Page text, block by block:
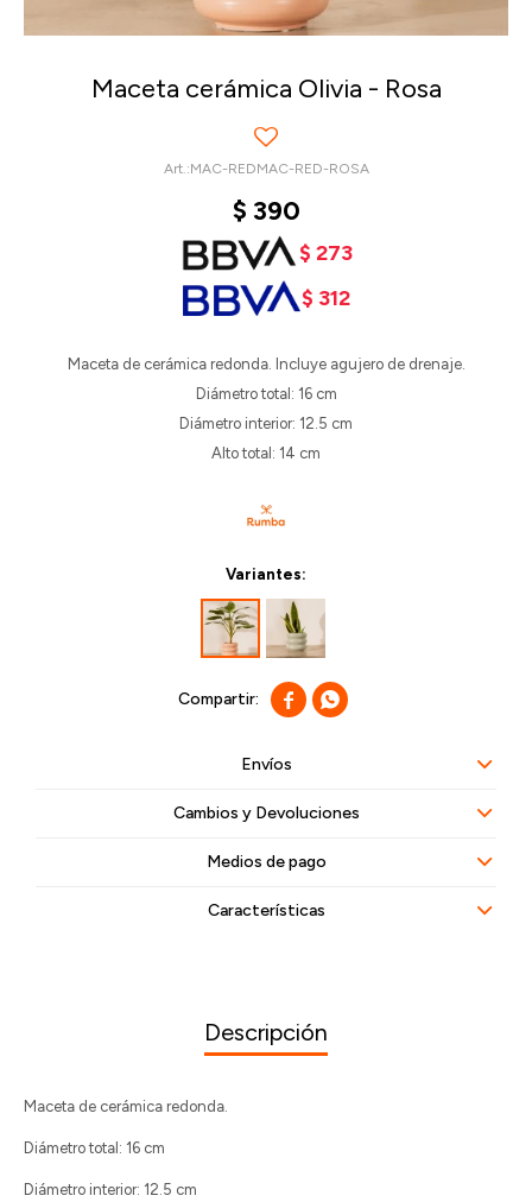
Maceta cerámica Olivia - Rosa
MAC-REDMAC-RED-ROSA
$ 390
$ 273
$ 312
Maceta de cerámica redonda. Incluye agujero de drenaje.
Diámetro total: 16 cm
Diámetro interior: 12.5 cm
Alto total: 14 cm
Variantes:
 
Envíos
Cambios y Devoluciones
Medios de pago
Características
Descripción
Maceta de cerámica redonda.
Diámetro total: 16 cm
Diámetro interior: 12.5 cm